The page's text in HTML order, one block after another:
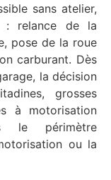
sans atelier,
: relance de la
pose de la roue
carburant. Dès
la décision
grosses
à motorisation
le périmètre
ou la